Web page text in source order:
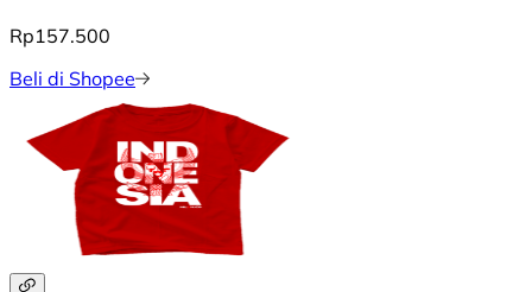
Rp157.500
Beli di Shopee